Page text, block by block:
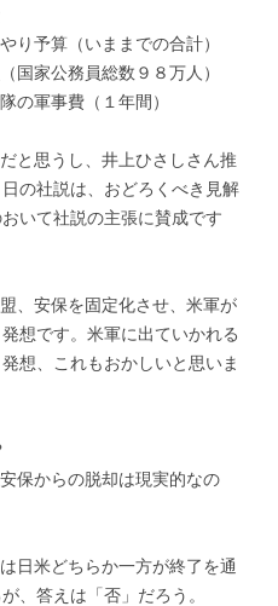
り予算（いままでの合計）
国家公務員総数９８万人）
の軍事費（１年間）
と思うし、井上ひさしさん推
の社説は、おどろくべき見解
いて社説の主張に賛成です
、安保を固定化させ、米軍が
想です。米軍に出ていかれる
想、これもおかしいと思いま
保からの脱却は現実的なの
日米どちらか一方が終了を通
、答えは「否」だろう。